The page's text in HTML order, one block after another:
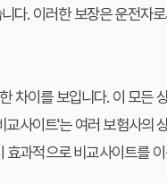
다. 이러한 보장은 운전자
차이를 보입니다. 이 모든
사이트'는 여러 보험사의
과적으로 비교사이트를